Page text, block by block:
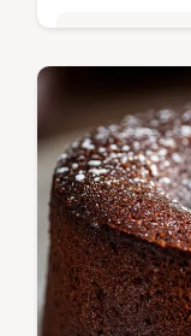
Découvrez
chocolat
maison ultra-
chocolat noir